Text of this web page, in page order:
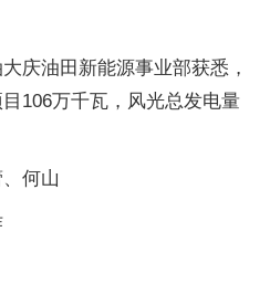
庆油田新能源事业部获悉，
106万千瓦，风光总发电量
何山